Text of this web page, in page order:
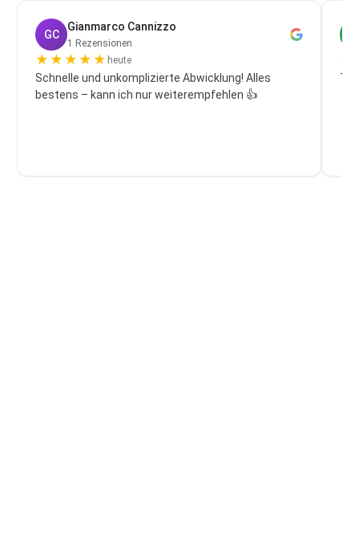
GC
Gianmarco Cannizzo
1 Rezensionen
★ ★ ★ ★ ★ heute
Schnelle und unkomplizierte Abwicklung! Alles
bestens – kann ich nur weiterempfehlen 👍
★